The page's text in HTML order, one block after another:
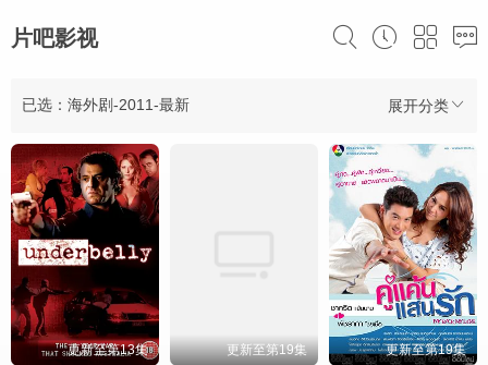
片吧影视
展开分类
已选：海外剧-2011-最新
更新至第13集 更新至第19集 更新至第19集